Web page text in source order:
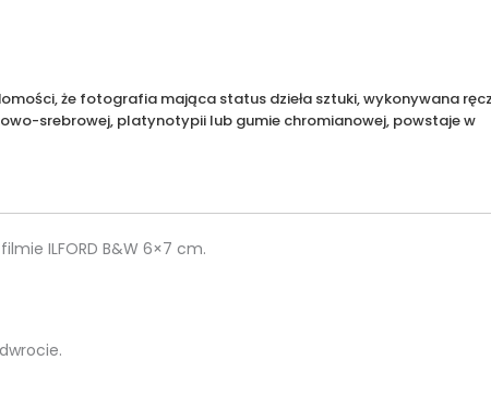
że fotografia mająca status dzieła sztuki, wykonywana
srebrowej, platynotypii lub gumie chromianowej, powstaje w
ILFORD B&W 6×7 cm.